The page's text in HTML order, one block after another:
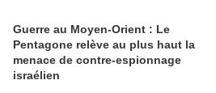
Guerre au Moyen-Orient : Le
Pentagone relève au plus haut la
menace de contre-espionnage
israélien